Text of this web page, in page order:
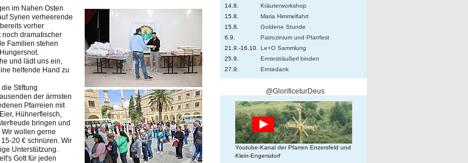
im Nahen Osten
Syrien verheerende
vorher
noch dramatischer
Familien stehen
und lädt uns ein,
helfende Hand zu
Stiftung
der ärmsten
Pfarreien mit
Hühnerfleisch,
bringen und
wollen gerne
20 € schnüren. Wir
Unterstützung.
Gott für jeden
14.8.
Kräuterworkshop
15.8.
Maria Himmelfahrt
15.8.
Goldene Stunde
6.9.
Patrozinium und Pfarrfest
21.9.-16.10.
Le+O Sammlung
25.9.
Erntesträußerl binden
27.9.
Erntedank
@GlorificeturDeus
Youtube-Kanal der Pfarren Enzersfeld und
Klein-Engersdorf